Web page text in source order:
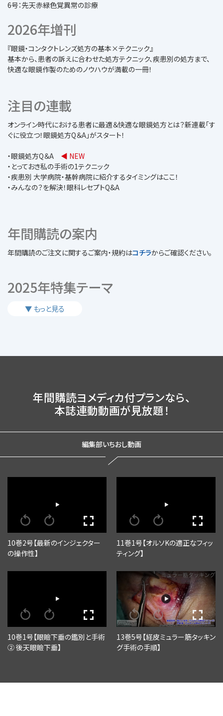
6号：先天赤緑色覚異常の診療
2026年増刊
『眼鏡・コンタクトレンズ処方の基本×テクニック』
基本から、患者の訴えに合わせた処方テクニック、疾患別の処方まで、
快適な眼鏡作製のためのノウハウが満載の一冊！
注目の連載
オンライン時代における患者に最適＆快適な眼鏡処方とは？新連載「す
ぐに役立つ！眼鏡処方Q＆A」がスタート！
・眼鏡処方Q＆A ◀ NEW
・とっておき私の手術の1テクニック
・疾患別 大学病院・基幹病院に紹介するタイミングはここ！
・みんなの？を解決！眼科レセプトQ&A
年間購読の案内
年間購読のご注文に関するご案内・規約はコチラからご確認ください。
2025年特集テーマ
年間購読ヨメディカ付プランなら、
本誌連動動画が見放題！
編集部いちおし動画
10巻2号【最新のインジェクター
の操作性】
11巻1号【オルソKの適正なフィッ
ティング】
10巻1号【眼瞼下垂の鑑別と手術
② 後天眼瞼下垂】
13巻5号【経皮ミュラー筋タッキン
グ手術の手順】